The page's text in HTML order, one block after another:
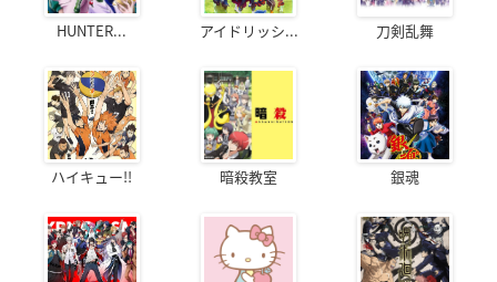
HUNTER... アイドリッシ... 刀剣乱舞
ハイキュー!! 暗殺教室 銀魂